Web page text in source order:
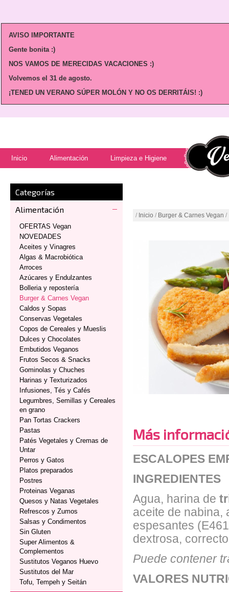
AVISO IMPORTANTE
Gente bonita :)
NOS VAMOS DE MERECIDAS VACACIONES :)
Volvemos el 31 de agosto.
¡TENED UN VERANO SÚPER MOLÓN Y NO OS DERRITÁIS! :)
Inicio Alimentación Limpieza e Higiene
Categorías
Alimentación
OFERTAS Vegan
NOVEDADES
Aceites y Vinagres
Algas & Macrobiótica
Arroces
Azúcares y Endulzantes
Bolleria y repostería
Burger & Carnes Vegan
Caldos y Sopas
Conservas Vegetales
Copos de Cereales y Mueslis
Dulces y Chocolates
Embutidos Veganos
Frutos Secos & Snacks
Gominolas y Chuches
Harinas y Texturizados
Infusiones, Tés y Cafés
Legumbres, Semillas y Cereales
en grano
Pan Tortas Crackers
Pastas
Patés Vegetales y Cremas de
Untar
Perros y Gatos
Platos preparados
Postres
Proteinas Veganas
Quesos y Natas Vegetales
Refrescos y Zumos
Salsas y Condimentos
Sin Gluten
Super Alimentos &
Complementos
Sustitutos Veganos Huevo
Sustitutos del Mar
Tofu, Tempeh y Seitán
/ Inicio / Burger & Carnes Vegan /
Más
ESCALOPES
INGREDIENTES
Agua, harina de
aceite de nabina,
espesantes
dextrosa,
Puede contener
VALORES